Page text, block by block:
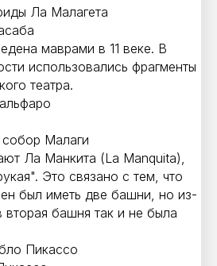
Ла Малагета
маврами в 11 веке. В
использовались фрагменты
театра.
Малаги
Ла Манкита (La Manquita),
Это связано с тем, что
был иметь две башни, но из-
вторая башня так и не была
Пикассо